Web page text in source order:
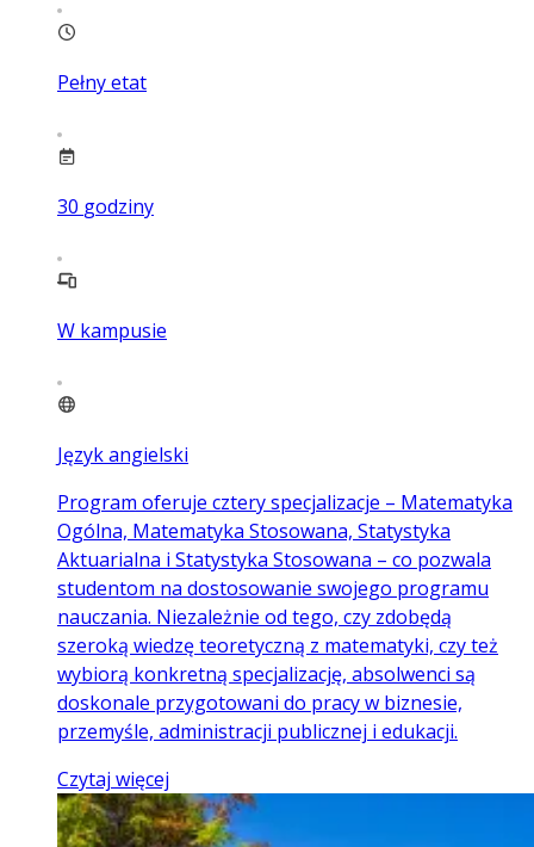
Pełny etat
30 godziny
W kampusie
Język angielski
Program oferuje cztery specjalizacje – Matematyka
Ogólna, Matematyka Stosowana, Statystyka
Aktuarialna i Statystyka Stosowana – co pozwala
studentom na dostosowanie swojego programu
nauczania. Niezależnie od tego, czy zdobędą
szeroką wiedzę teoretyczną z matematyki, czy też
wybiorą konkretną specjalizację, absolwenci są
doskonale przygotowani do pracy w biznesie,
przemyśle, administracji publicznej i edukacji.
Czytaj więcej